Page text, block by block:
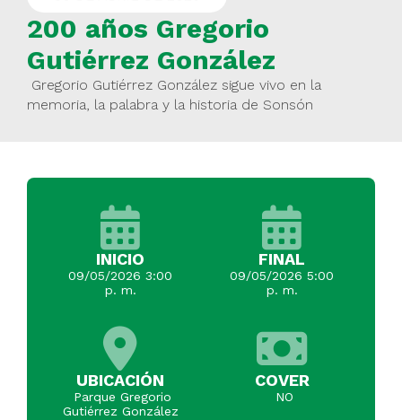
200 años Gregorio
Gutiérrez González
Gregorio Gutiérrez González sigue vivo en la
memoria, la palabra y la historia de Sonsón
INICIO
09/05/2026 3:00
p. m.
FINAL
09/05/2026 5:00
p. m.
UBICACIÓN
Parque Gregorio
Gutiérrez González
COVER
NO